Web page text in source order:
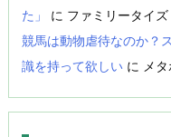
た」
に ファミリータイズ
競馬は動物虐待なのか？
識を持って欲しい に メ